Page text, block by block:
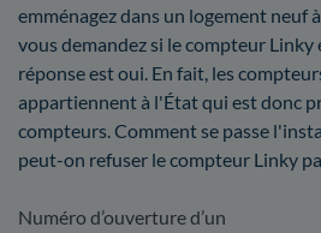
emménagez dans un logement neuf
vous demandez si le compteur Linky
réponse est oui. En fait, les
appartiennent à l'État qui est donc
compteurs. Comment se passe
peut-on refuser le compteur Linky
Numéro d’ouverture d’un